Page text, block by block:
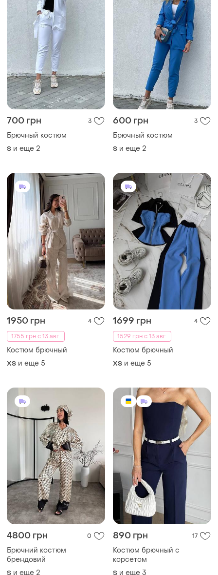
700 грн
Брючный костюм
S и еще 2
600 грн 3
Брючный костюм
S и еще 2
1950 грн
4
1755 грн с 13 авг.
Костюм брючный
ХS и еще 5
1699 грн
1529 грн с 13 авг.
Костюм брючный
ХS и еще 5
4800 грн 0
Брючний костюм
брендовий
S и еще 2
890 грн
Костюм брючный с
корсетом
S и еще 3
ТОП объявлений